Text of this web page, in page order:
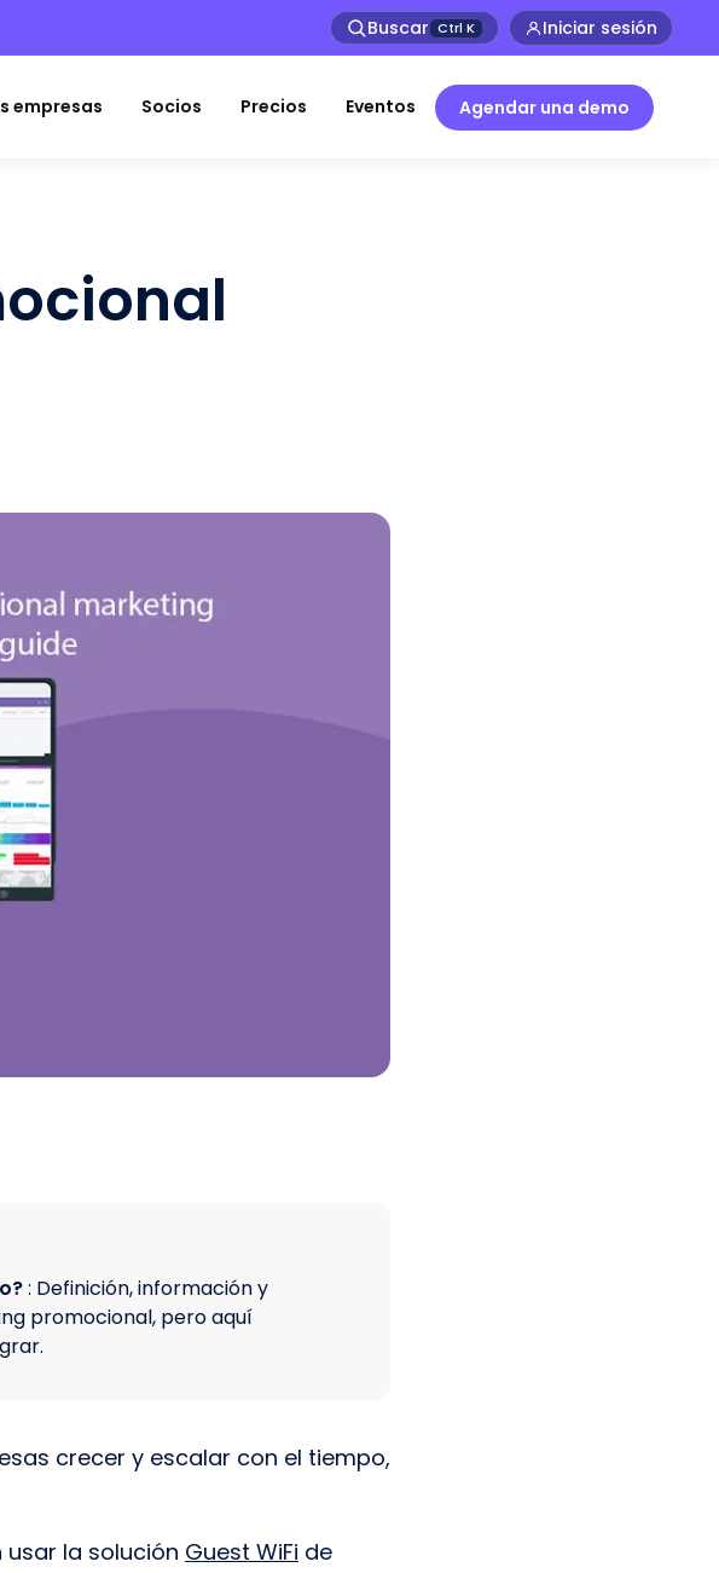
Buscar Ctrl K Iniciar sesión
empresas Socios Precios Eventos Agendar una demo
: Definición, información y
promocional, pero aquí
crecer y escalar con el tiempo,
la solución Guest WiFi de